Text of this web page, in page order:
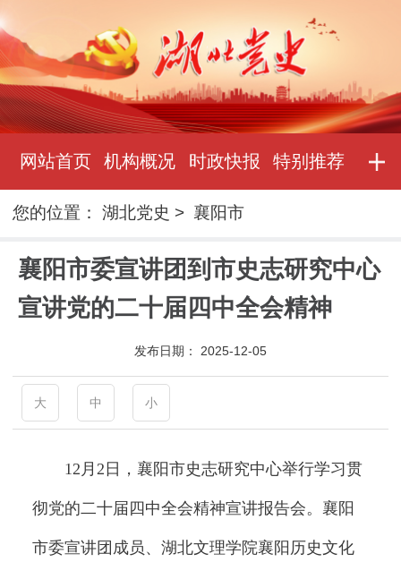
网站首页 机构概况 时政快报 特别推荐
您的位置：湖北党史 >襄阳市
襄阳市委宣讲团到市史志研究中心
宣讲党的二十届四中全会精神
发布日期： 2025-12-05
大 中 小
12月2日，襄阳市史志研究中心举行学习贯
彻党的二十届四中全会精神宣讲报告会。襄阳
市委宣讲团成员、湖北文理学院襄阳历史文化